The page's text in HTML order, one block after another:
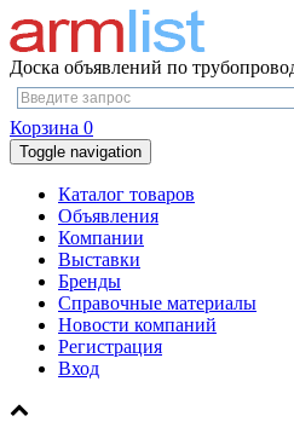
Доска объявлений по
Корзина 0
Toggle navigation
Каталог товаров
Объявления
Компании
Выставки
Бренды
Справочные материалы
Новости компаний
Регистрация
Вход